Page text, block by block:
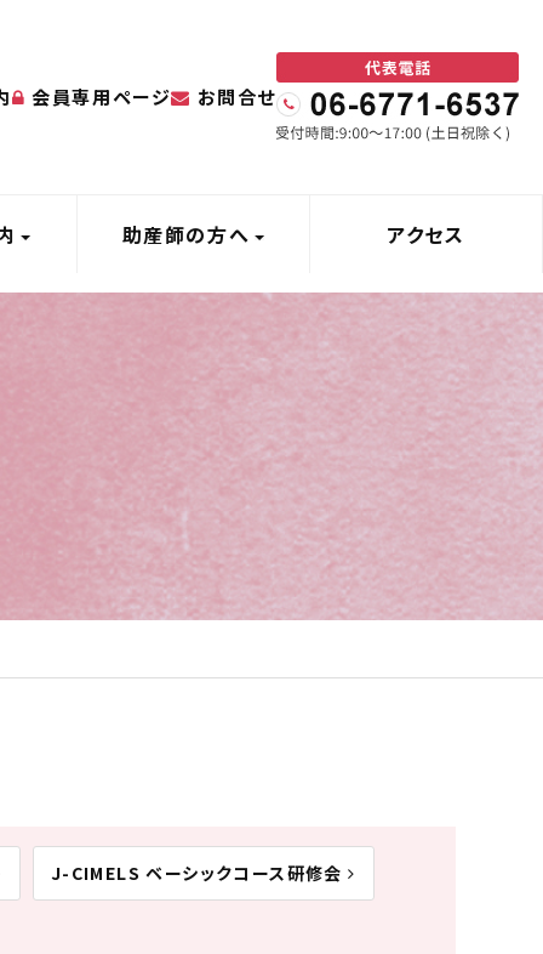
会員専用ページ お問合せ
助産師の方へ アクセス
J-CIMELS ベーシックコース研修会